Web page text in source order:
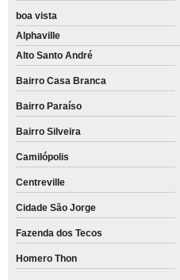
boa vista
Alphaville
Alto Santo André
Bairro Casa Branca
Bairro Paraíso
Bairro Silveira
Camilópolis
Centreville
Cidade São Jorge
Fazenda dos Tecos
Homero Thon